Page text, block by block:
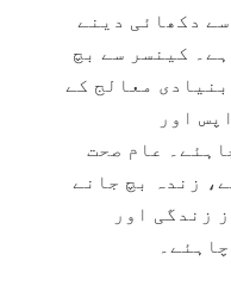
دکھائی دینے
کینسر سے بچ
معالج کے
اور
عام صحت
زندہ بچ جانے
زندگی اور